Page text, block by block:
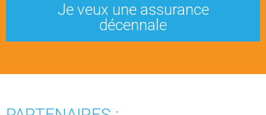
Je veux une assurance
décennale